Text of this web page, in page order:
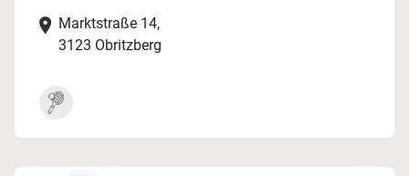
Marktstraße 14,
3123 Obritzberg